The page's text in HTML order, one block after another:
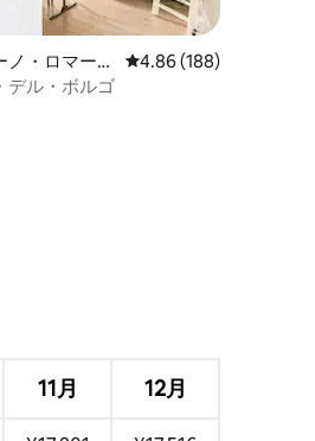
星の平均評価
ノ・ロマーノ
アパート
レビュー188件、5つ
4.86 (188)
デル・ボルゴ
11月 12月